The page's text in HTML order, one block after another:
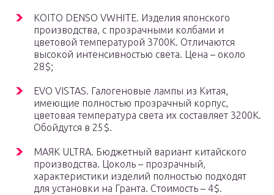
KOITO DENSO VWHITE. Изделия японского
производства, с прозрачными колбами и
цветовой температурой 3700К. Отличаются
высокой интенсивностью света. Цена – около
28$;
EVO VISTAS. Галогеновые лампы из Китая,
имеющие полностью прозрачный корпус,
цветовая температура света их составляет 3200К.
Обойдутся в 25$.
МАЯК ULTRA. Бюджетный вариант китайского
производства. Цоколь – прозрачный,
характеристики изделий полностью подходят
для установки на Гранта. Стоимость – 4$.